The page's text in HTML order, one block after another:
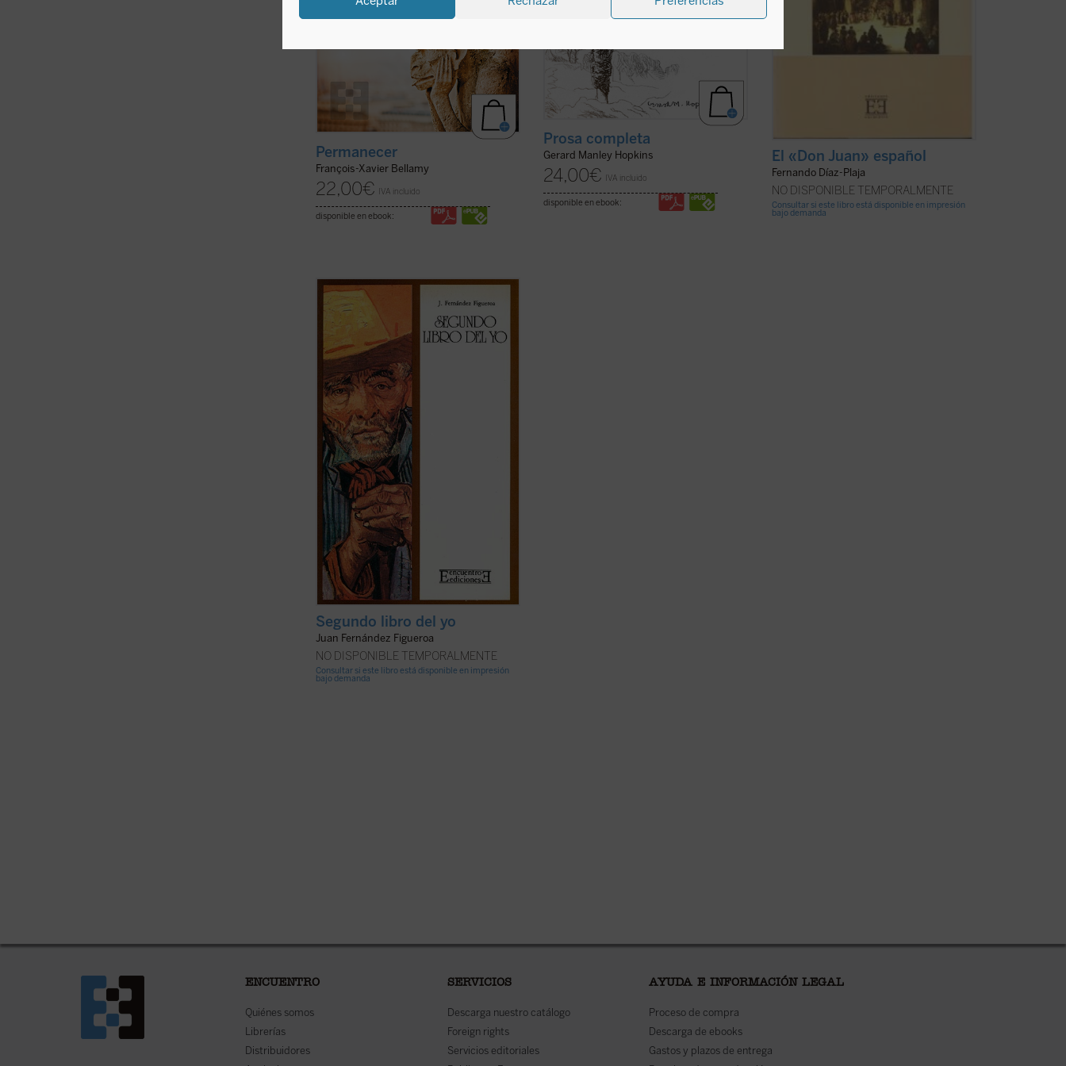
Permanecer
François-Xavier Bellamy
22,00€ IVA incluido
disponible en ebook:
Prosa completa
Gerard Manley Hopkins
24,00€ IVA incluido
disponible en ebook:
El «Don Juan» español
Fernando Díaz-Plaja
NO DISPONIBLE TEMPORALMENTE
Consultar si este libro está disponible en impresión
bajo demanda
Juan Fernández Figueroa, que no
pertenece a los ciudadanos y aldeanos
populares ---aunque repita a cada rato:
Yo soy de pueblo
, y haya publicado con el
título de
admirable---, es uno de los pocos ...
ficha)
Segundo libro del yo
Juan Fernández Figueroa
NO DISPONIBLE TEMPORALMENTE
Consultar si este libro está disponible en impresión
bajo demanda
ENCUENTRO
Quiénes somos
Librerías
Distribuidores
SERVICIOS
Descarga nuestro catálogo
Foreign rights
Servicios editoriales
AYUDA E INFORMACIÓN LEGAL
Proceso de compra
Descarga de ebooks
Gastos y plazos de entrega